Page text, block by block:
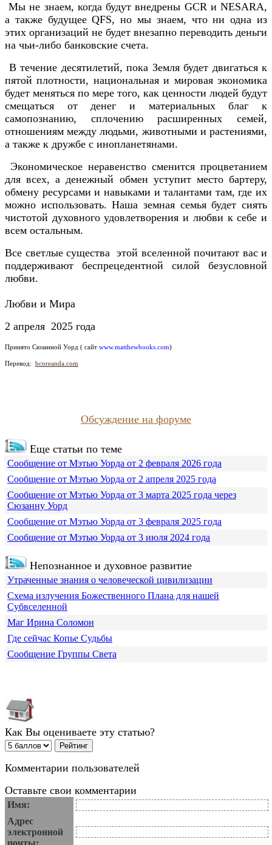
Мы не знаем, когда будут внедрены GCR и NESARA,
а также будущее QFS, но мы знаем, что ни одна из
этих организаций не будет внезапно переводить деньги
на чьи-либо банковские счета.
В течение десятилетий, пока Земля будет двигаться к
пятой плотности, национальная и мировая экономика
будет меняться по мере того, как ценности людей будут
смещаться от денег и материальных благ к
самопознанию, сплочению расширенных семей,
отношениям между людьми, животными и растениями,
а также к дружбе с инопланетянами.
Экономическое неравенство сменится процветанием
для всех, а денежный обмен уступит место бартеру,
обмену ресурсами и навыками и талантами там, где их
можно использовать. Наша земная семья будет сиять
чистотой духовного удовлетворения и любви к себе и
всем остальным.
Все светлые существа этой вселенной почитают вас и
поддерживают беспрецедентной силой безусловной
любви.
Любви и Мира
2 апреля 2025 года
Принято Сюзанной Уорд ( сайт www.matthewbooks.com)
Перевод: bcoreanda.com
Обсуждение на форуме
Еще статьи по теме
Сообщение от Мэтью Уорда от 2 февраля 2026 года
Сообщение от Мэтью Уорда от 2 апреля 2025 года
Сообщение от Мэтью Уорда от 3 марта 2025 года через
Сюзанну Уорд
Сообщение от Мэтью Уорда от 3 февраля 2025 года
Сообщение от Мэтью Уорда от 3 июля 2024 года
Непознанное и духовное развитие
Утраченные знания о человеческой цивилизации
Схема излучения Божественного Плана для нашей
Субвселенной
Маг Ирина Соломон
Где сейчас Копье Судьбы
Сообщение Группы Света
Как Вы оцениваете эту статью?
Комментарии пользователей
Оставьте свои комментарии
Имя:
Адрес
электронной